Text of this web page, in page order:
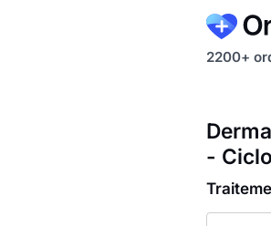
2200+
-